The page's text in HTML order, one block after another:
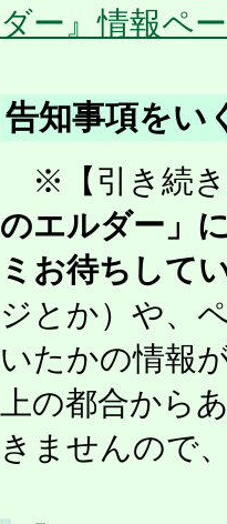
ダー』情報ペ
告知事項をい
※【引き続き
のエルダー」
ミお待ちして
ジとか）や、
いたかの情報
上の都合から
きませんので